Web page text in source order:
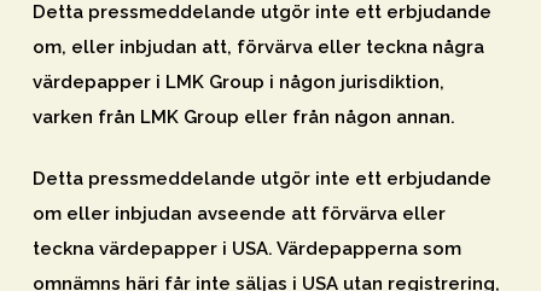
Detta pressmeddelande utgör inte ett erbjudande
om, eller inbjudan att, förvärva eller teckna några
värdepapper i LMK Group i någon jurisdiktion,
varken från LMK Group eller från någon annan.
Detta pressmeddelande utgör inte ett erbjudande
om eller inbjudan avseende att förvärva eller
teckna värdepapper i USA. Värdepapperna som
omnämns häri får inte säljas i USA utan registrering,